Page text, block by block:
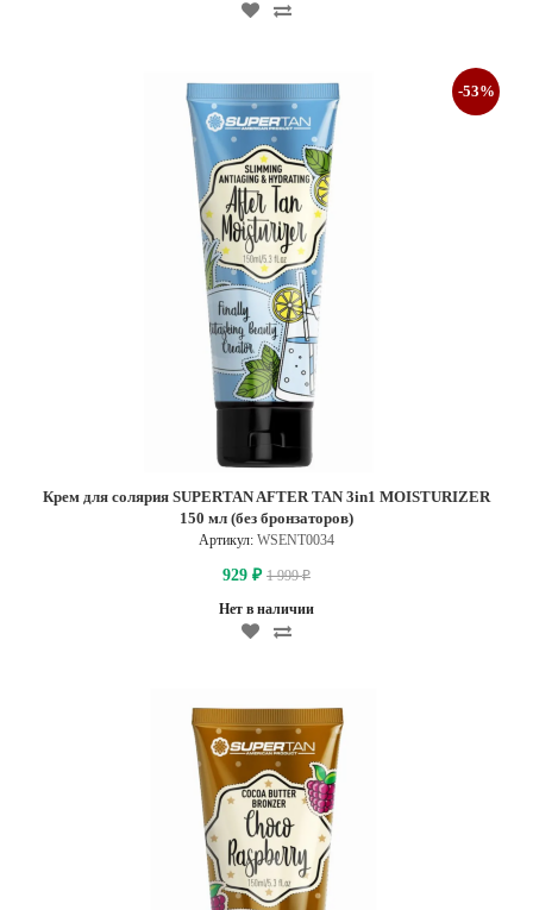
Крем для солярия SUPERTAN AFTER TAN 3in1 MOISTURIZER
150 мл (без бронзаторов)
Артикул: WSENT0034
929 ₽ 1 999₽
-53%
Нет в наличии